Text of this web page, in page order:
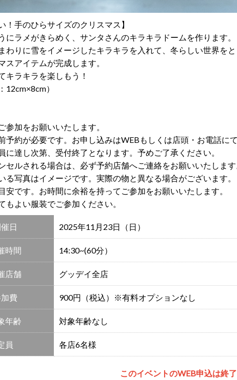
！手のひらサイズのクリスマス】
にラメがきらめく、サンタさんのキラキラドームを作ります。
わりに雪をイメージしたキラキラを入れて、冬らしい世界を
スアイテムが完成します。
キラキラを楽しもう！
12cm×8cm）
加をお願いいたします。
予約が必要です。お申し込みはWEBもしくは店頭・お電話にて
に達し次第、受付終了となります。予めご了承ください。
セルされる場合は、必ず予約店舗へご連絡をお願いいたします
る写真はイメージです。実際の物と異なる場合がございます。
安です。お時間に余裕を持ってご参加をお願いいたします。
もよい服装でご参加ください。
日 2025年11月23日（日）
時間 14:30~(60分）
店舗 グッデイ全店
費 900円（税込）※有料オプションなし
年齢 対象年齢なし
員 各店6名様
このイベントのWEB申込は終